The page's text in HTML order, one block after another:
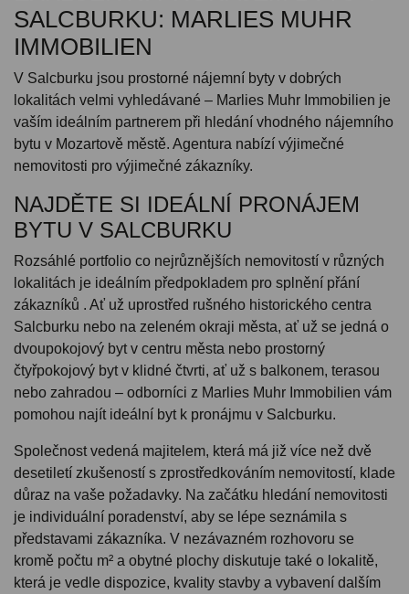
SALCBURKU: MARLIES MUHR
IMMOBILIEN
V Salcburku jsou prostorné nájemní byty v dobrých
lokalitách velmi vyhledávané – Marlies Muhr Immobilien je
vaším ideálním partnerem při hledání vhodného nájemního
bytu v Mozartově městě. Agentura nabízí výjimečné
nemovitosti pro výjimečné zákazníky.
NAJDĚTE SI IDEÁLNÍ PRONÁJEM
BYTU V SALCBURKU
Rozsáhlé portfolio co nejrůznějších nemovitostí v různých
lokalitách je ideálním předpokladem pro splnění přání
zákazníků . Ať už uprostřed rušného historického centra
Salcburku nebo na zeleném okraji města, ať už se jedná o
dvoupokojový byt v centru města nebo prostorný
čtyřpokojový byt v klidné čtvrti, ať už s balkonem, terasou
nebo zahradou – odborníci z Marlies Muhr Immobilien vám
pomohou najít ideální byt k pronájmu v Salcburku.
Společnost vedená majitelem, která má již více než dvě
desetiletí zkušeností s zprostředkováním nemovitostí, klade
důraz na vaše požadavky. Na začátku hledání nemovitosti
je individuální poradenství, aby se lépe seznámila s
představami zákazníka. V nezávazném rozhovoru se
kromě počtu m² a obytné plochy diskutuje také o lokalitě,
která je vedle dispozice, kvality stavby a vybavení dalším